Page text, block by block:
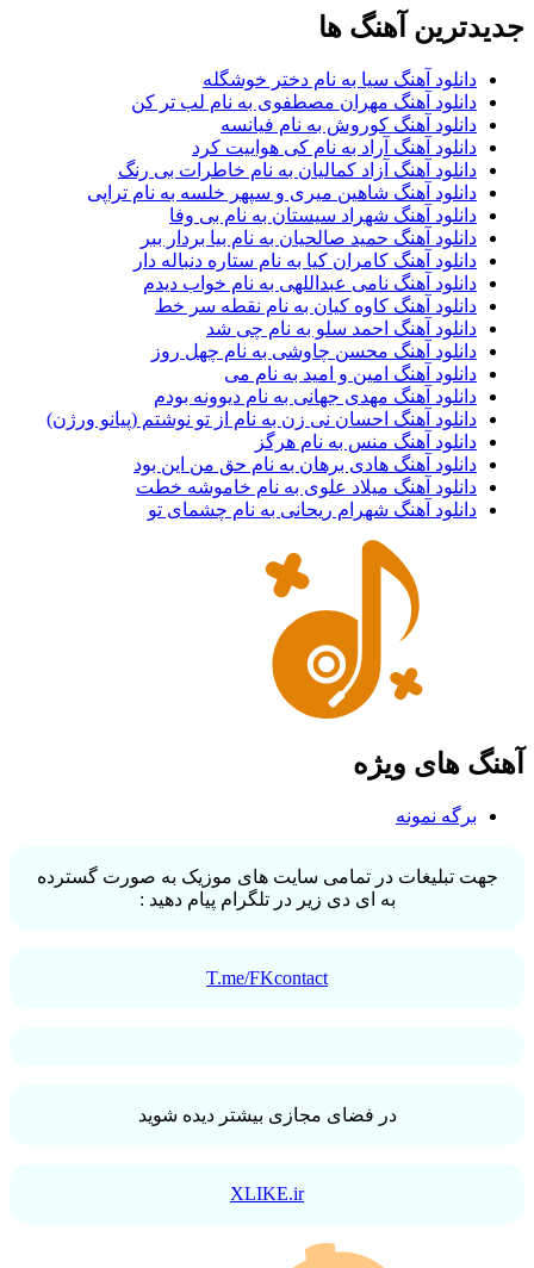
جدیدترین آهنگ ها
دانلود آهنگ سیا به نام دختر خوشگله
دانلود آهنگ مهران مصطفوی به نام لب تر کن
دانلود آهنگ کوروش به نام فیانسه
دانلود آهنگ آراد به نام کی هواییت کرد
دانلود آهنگ آزاد کمالیان به نام خاطرات بی رنگ
دانلود آهنگ شاهین میری و سپهر خلسه به نام تراپی
دانلود آهنگ شهراد سیستان به نام بی وفا
دانلود آهنگ حمید صالحیان به نام بیا بردار ببر
دانلود آهنگ کامران کیا به نام ستاره دنباله دار
دانلود آهنگ نامی عبداللهی به نام خواب دیدم
دانلود آهنگ کاوه کیان به نام نقطه سر خط
دانلود آهنگ احمد سلو به نام چی شد
دانلود آهنگ محسن چاوشی به نام چهل روز
دانلود آهنگ امین و امید به نام می
دانلود آهنگ مهدی جهانی به نام دیوونه بودم
دانلود آهنگ احسان نی زن به نام از تو نوشتم (پیانو ورژن)
دانلود آهنگ منس به نام هرگز
دانلود آهنگ هادی برهان به نام حق من این بود
دانلود آهنگ میلاد علوی به نام خاموشه خطت
دانلود آهنگ شهرام ریحانی به نام چشمای تو
آهنگ های ویژه
برگه نمونه
جهت تبلیغات در تمامی سایت های موزیک به صورت گسترده
به ای دی زیر در تلگرام پیام دهید :
T.me/FKcontact
در فضای مجازی بیشتر دیده شوید
XLIKE.ir